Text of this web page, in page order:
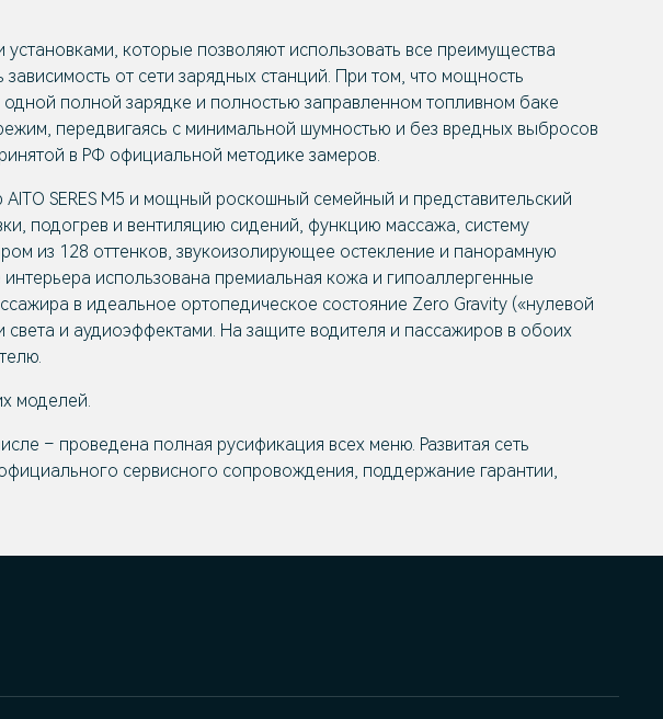
которые позволяют использовать все преимущества
от сети зарядных станций. При том, что мощность
полной зарядке и полностью заправленном топливном баке
передвигаясь с минимальной шумностью и без вредных выбросов
в РФ официальной методике замеров.
SERES M5 и мощный роскошный семейный и представительский
подогрев и вентиляцию сидений, функцию массажа, систему
из 128 оттенков, звукоизолирующее остекление и панорамную
использована премиальная кожа и гипоаллергенные
в идеальное ортопедическое состояние Zero Gravity («нулевой
и аудиоэффектами. На защите водителя и пассажиров в обоих
моделей.
– проведена полная русификация всех меню. Развитая сеть
сервисного сопровождения, поддержание гарантии,